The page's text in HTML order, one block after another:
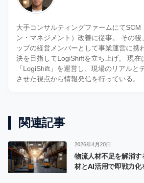
大手コンサルティングファームにてSCM
ン・マネジメント）改善に従事。 その
ップの経営メンバーとして事業運営に携
決を目指してLogiShiftを立ち上げ。 現在
「LogiShift」を運営し、現場のリアルと
させた視点から情報発信を行っている。
関連記事
2026年4月20日
物流人材不足を解消
材とAI活用で即戦力化